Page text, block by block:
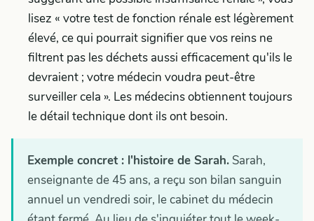
lisez « votre test de fonction rénale est légèrement
élevé, ce qui pourrait signifier que vos reins ne
filtrent pas les déchets aussi efficacement qu'ils le
devraient ; votre médecin voudra peut-être
surveiller cela ». Les médecins obtiennent toujours
le détail technique dont ils ont besoin.
Exemple concret : l'histoire de Sarah. Sarah,
enseignante de 45 ans, a reçu son bilan sanguin
annuel un vendredi soir, le cabinet du médecin